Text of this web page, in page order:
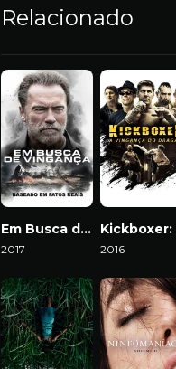
Relacionado
Em Busca de Vingança
2017 2016